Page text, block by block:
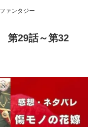
ァンタジー
第29話～第32